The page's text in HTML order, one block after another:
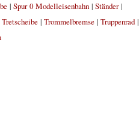
| Spur 0 Modelleisenbahn| Ständer|
Tretscheibe| Trommelbremse| Truppenrad|